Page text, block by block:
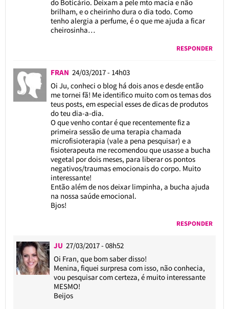
do Boticário. Deixam a pele mto macia e não
brilham, e o cheirinho dura o dia todo. Como
tenho alergia a perfume, é o que me ajuda a ficar
cheirosinha…
RESPONDER
FRAN 24/03/2017 - 14h03
Oi Ju, conheci o blog há dois anos e desde então
me tornei fã! Me identifico muito com os temas dos
teus posts, em especial esses de dicas de produtos
do teu dia-a-dia.
O que venho contar é que recentemente fiz a
primeira sessão de uma terapia chamada
microfisioterapia (vale a pena pesquisar) e a
fisioterapeuta me recomendou que usasse a bucha
vegetal por dois meses, para liberar os pontos
negativos/traumas emocionais do corpo. Muito
interessante!
Então além de nos deixar limpinha, a bucha ajuda
na nossa saúde emocional.
Bjos!
RESPONDER
JU 27/03/2017 - 08h52
Oi Fran, que bom saber disso!
Menina, fiquei surpresa com isso, não conhecia,
vou pesquisar com certeza, é muito interessante
MESMO!
Beijos